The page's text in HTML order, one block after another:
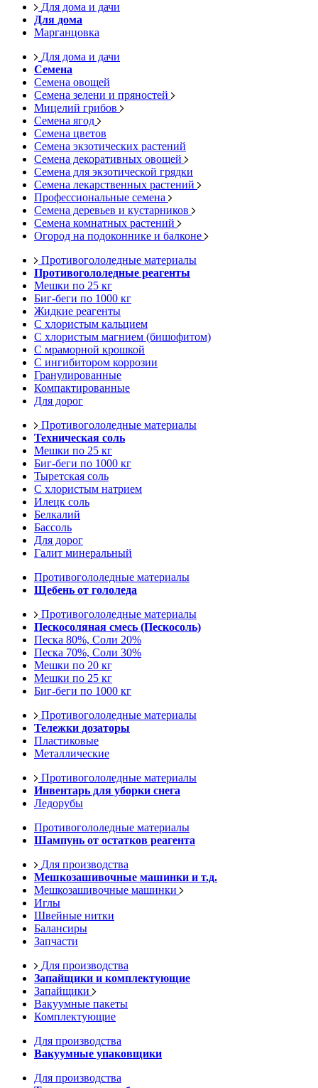
Для дома и дачи
Для дома
Марганцовка
Для дома и дачи
Семена
Семена овощей
Семена зелени и пряностей
Мицелий грибов
Семена ягод
Семена цветов
Семена экзотических растений
Семена декоративных овощей
Семена для экзотической грядки
Семена лекарственных растений
Профессиональные семена
Семена деревьев и кустарников
Семена комнатных растений
Огород на подоконнике и балконе
Противогололедные материалы
Противогололедные реагенты
Мешки по 25 кг
Биг-беги по 1000 кг
Жидкие реагенты
С хлористым кальцием
С хлористым магнием (бишофитом)
С мраморной крошкой
С ингибитором коррозии
Гранулированные
Компактированные
Для дорог
Противогололедные материалы
Техническая соль
Мешки по 25 кг
Биг-беги по 1000 кг
Тыретская соль
С хлористым натрием
Илецк соль
Белкалий
Бассоль
Для дорог
Галит минеральный
Противогололедные материалы
Щебень от гололеда
Противогололедные материалы
Пескосоляная смесь (Пескосоль)
Песка 80%, Соли 20%
Песка 70%, Соли 30%
Мешки по 20 кг
Мешки по 25 кг
Биг-беги по 1000 кг
Противогололедные материалы
Тележки дозаторы
Пластиковые
Металлические
Противогололедные материалы
Инвентарь для уборки снега
Ледорубы
Противогололедные материалы
Шампунь от остатков реагента
Для производства
Мешкозашивочные машинки и т.д.
Мешкозашивочные машинки
Иглы
Швейные нитки
Балансиры
Запчасти
Для производства
Запайщики и комплектующие
Запайщики
Вакуумные пакеты
Комплектующие
Для производства
Вакуумные упаковщики
Для производства